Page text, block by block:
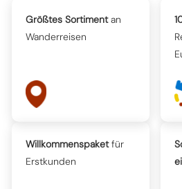
Größtes Sortimentan
Wanderreisen
Willkommenspaketfür
Erstkunden